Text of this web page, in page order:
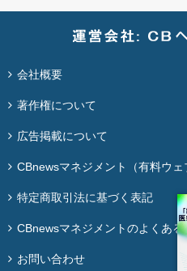
会社概要
著作権について
広告掲載について
CBnewsマネジメント（有料ウ
特定商取引法に基づく表記
CBnewsマネジメントのよくある
お問い合わせ